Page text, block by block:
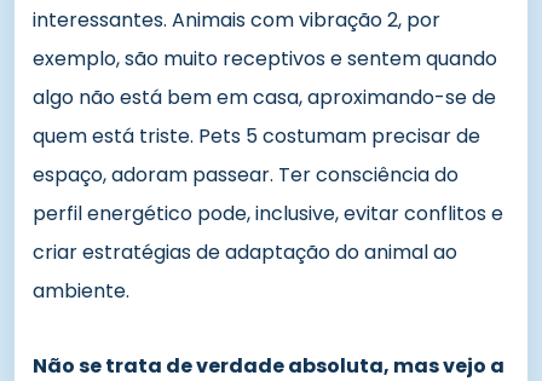
interessantes. Animais com vibração 2, por
exemplo, são muito receptivos e sentem quando
algo não está bem em casa, aproximando-se de
quem está triste. Pets 5 costumam precisar de
espaço, adoram passear. Ter consciência do
perfil energético pode, inclusive, evitar conflitos e
criar estratégias de adaptação do animal ao
ambiente.
Não se trata de verdade absoluta, mas vejo a